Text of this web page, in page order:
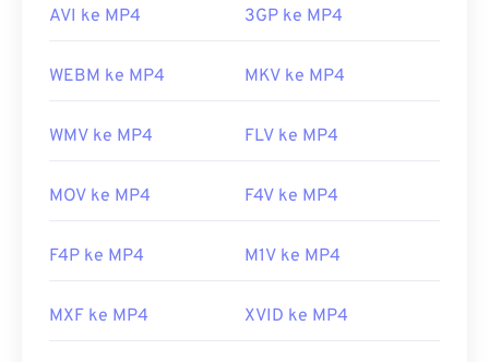
AVI ke MP4 3GP ke MP4
WEBM ke MP4 MKV ke MP4
WMV ke MP4 FLV ke MP4
MOV ke MP4 F4V ke MP4
F4P ke MP4 M1V ke MP4
MXF ke MP4 XVID ke MP4